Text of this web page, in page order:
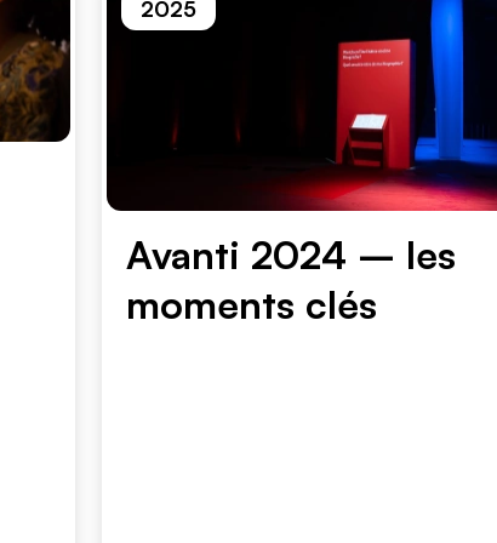
2025
Avanti 2024 – les
moments clés